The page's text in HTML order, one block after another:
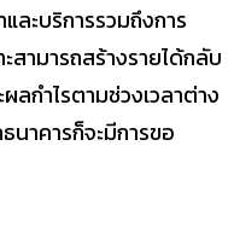
ละบริการรวมถึงการ
สามารถสร้างรายได้กลับ
กำไรตามช่วงเวลาต่าง
นาคารก็จะมีการขอ